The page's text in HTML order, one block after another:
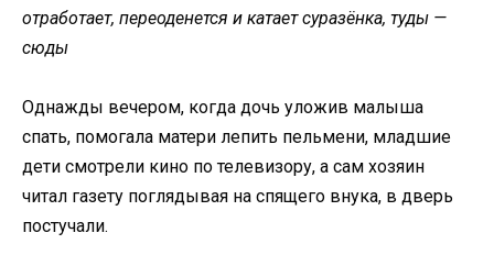
отработает, переоденется и катает суразёнка, туды —
сюды
Однажды вечером, когда дочь уложив малыша
спать, помогала матери лепить пельмени, младшие
дети смотрели кино по телевизору, а сам хозяин
читал газету поглядывая на спящего внука, в дверь
постучали.